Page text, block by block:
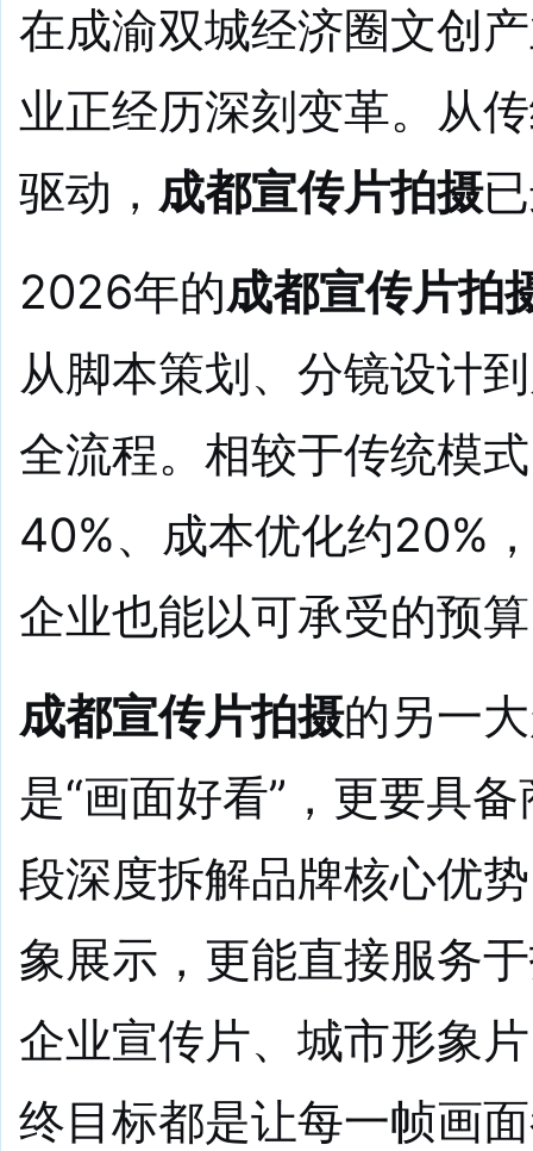
在成渝双城经济圈文创
业正经历深刻变革。从
驱动， 成都宣传片拍摄
2026年的成都宣传片拍
从脚本策划、分镜设计
全流程。相较于传统模
40%、成本优化约20%
企业也能以可承受的预
成都宣传片拍摄的另一
是“画面好看”，更要具
段深度拆解品牌核心优
象展示，更能直接服务
企业宣传片、城市形象
终目标都是让每一帧画